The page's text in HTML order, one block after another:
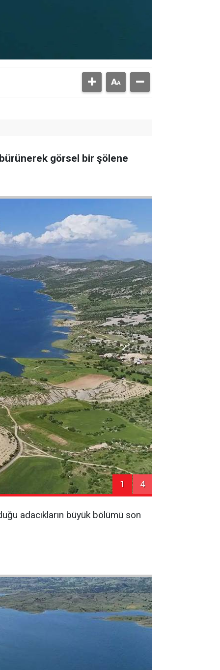
bürünerek görsel bir şölene
1 4
adacıkların büyük bölümü son